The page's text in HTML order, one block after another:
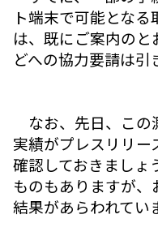
ト端末で可能とな
は、既にご案内の
どへの協力要請は引
なお、先日、この
実績がプレスリリー
確認しておきましょ
ものもありますが
結果があらわれてい